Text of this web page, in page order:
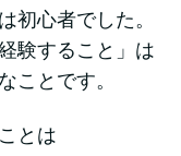
初心者でした。
験すること」は
ことです。
とは